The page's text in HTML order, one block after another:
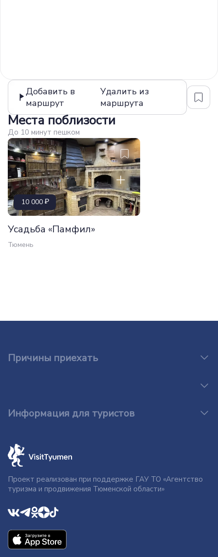
Добавить в
маршрут
Удалить из
маршрута
Места поблизости
До 10 минут пешком
10 000
Усадьба «Памфил»
Тюмень
Причины приехать
Информация для туристов
Проект реализован при поддержке ГАУ ТО «Агентство
туризма и продвижения Тюменской области»